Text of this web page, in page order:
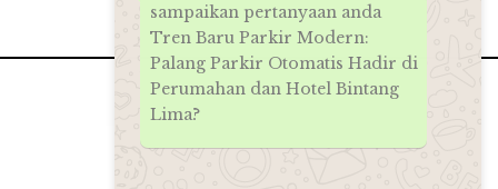
sampaikan pertanyaan anda
Tren Baru Parkir Modern:
Palang Parkir Otomatis Hadir di
Perumahan dan Hotel Bintang
Lima?